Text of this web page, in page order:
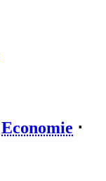
Economie ⋅